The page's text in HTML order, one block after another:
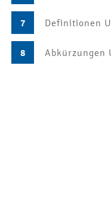
7 Definitionen
8 Abkürzungen